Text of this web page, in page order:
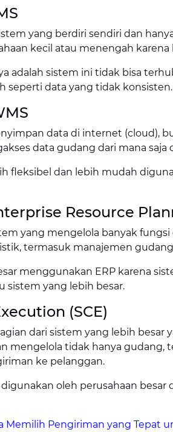
yang berdiri sendiri dan
kecil atau menengah
adalah sistem ini tidak bisa
seperti data yang tidak konsisten.
data di internet (cloud),
data gudang dari mana saja
fleksibel dan lebih mudah
Resource
yang mengelola banyak
termasuk manajemen
menggunakan ERP karena
sistem yang lebih besar.
(SCE)
dari sistem yang lebih besar
mengelola tidak hanya gudang,
ke pelanggan.
oleh perusahaan
Memilih Pengiriman yang Tepat